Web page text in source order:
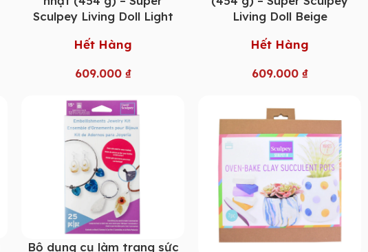
Sculpey Living Doll Light
Hết Hàng
609.000 ₫
Living Doll Beige
Hết Hàng
609.000 ₫
Bộ dụng cụ làm trang sức